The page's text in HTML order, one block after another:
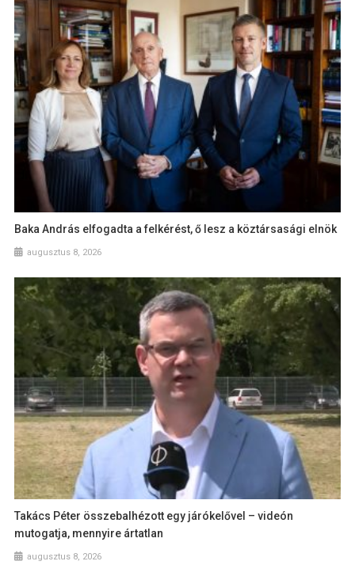
Baka András elfogadta a felkérést, ő lesz a köztársasági elnök
augusztus 8, 2026
Takács Péter összebalhézott egy járókelővel – videón
mutogatja, mennyire ártatlan
augusztus 8, 2026